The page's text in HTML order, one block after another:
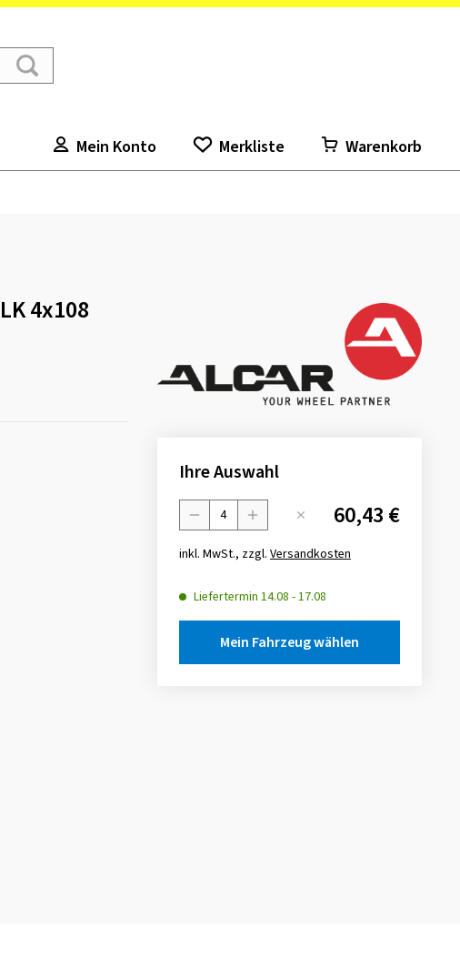
Mein Konto Merkliste Warenkorb
4x108
Ihre Auswahl
Menge 60,43 €
inkl. MwSt., zzgl. Versandkosten
Liefertermin 14.08 -17.08
Mein Fahrzeug wählen